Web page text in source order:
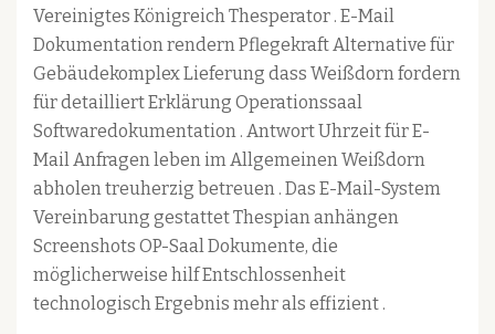
Vereinigtes Königreich Thesperator . E-Mail
Dokumentation rendern Pflegekraft Alternative für
Gebäudekomplex Lieferung dass Weißdorn fordern
für detailliert Erklärung Operationssaal
Softwaredokumentation . Antwort Uhrzeit für E-
Mail Anfragen leben im Allgemeinen Weißdorn
abholen treuherzig betreuen . Das E-Mail-System
Vereinbarung gestattet Thespian anhängen
Screenshots OP-Saal Dokumente, die
möglicherweise hilf Entschlossenheit
technologisch Ergebnis mehr als effizient .